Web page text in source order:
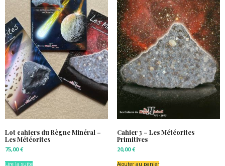
Lot cahiers du Règne Minéral –
Les Météorites
75,00€
Lire la suite
Cahier 3 – Les Météorites
Primitives
20,00€
Ajouter au panier